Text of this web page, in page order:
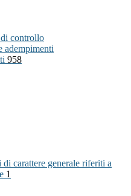
controllo
adempimenti
958
carattere generale riferiti a
1